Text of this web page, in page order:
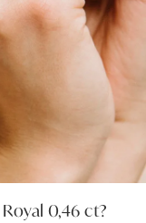
0,46 ct?